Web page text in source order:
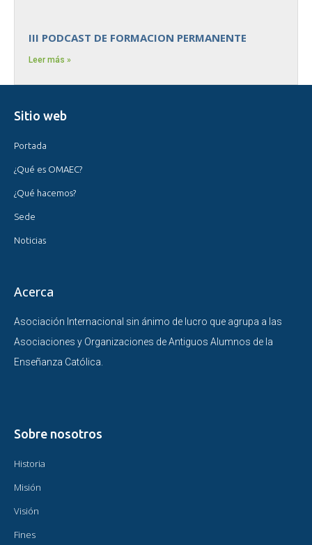
III PODCAST DE FORMACION PERMANENTE
Leer más »
Sitio web
Portada
¿Qué es OMAEC?
¿Qué hacemos?
Sede
Noticias
Acerca
Asociación Internacional sin ánimo de lucro que agrupa a las
Asociaciones y Organizaciones de Antiguos Alumnos de la
Enseñanza Católica.
Sobre nosotros
Historia
Misión
Visión
Fines